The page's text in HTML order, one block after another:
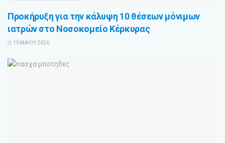
Προκήρυξη για την κάλυψη 10 θέσεων μόνιμων
ιατρών στο Νοσοκομείο Κέρκυρας
10 ΜΑΪ́ΟΥ 2026